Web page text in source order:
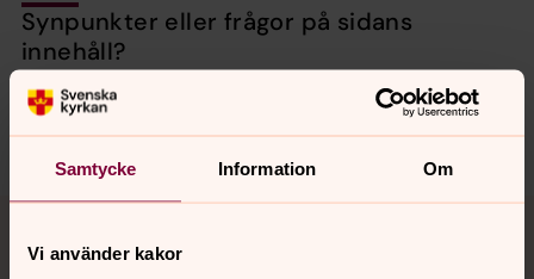
Samtycke Information Om
Vi använder kakor
Synpunkter eller frågor på sidans
innehåll?
nora.tarnsjo.forsamling@svenskakyrkan.se
Dela
Tillbaka till toppen
Tillbaka till innehållet